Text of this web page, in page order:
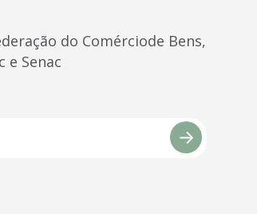
do Comérciode Bens,
e Senac